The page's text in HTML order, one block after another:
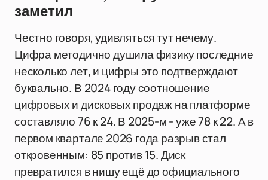
заметил
Честно говоря, удивляться тут нечему.
Цифра методично душила физику последние
несколько лет, и цифры это подтверждают
буквально. В 2024 году соотношение
цифровых и дисковых продаж на платформе
составляло 76 к 24. В 2025-м - уже 78 к 22. А в
первом квартале 2026 года разрыв стал
откровенным: 85 против 15. Диск
превратился в нишу ещё до официального